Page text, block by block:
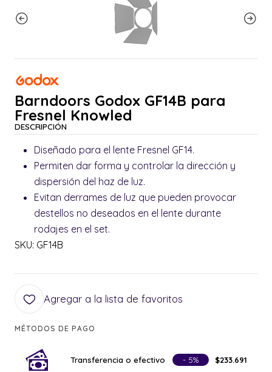
Barndoors Godox GF14B para
Fresnel Knowled
DESCRIPCIÓN
Diseñado para el lente Fresnel GF14.
Permiten dar forma y controlar la dirección y
dispersión del haz de luz.
Evitan derrames de luz que pueden provocar
destellos no deseados en el lente durante
rodajes en el set.
SKU: GF14B
Agregar a la lista de favoritos
MÉTODOS DE PAGO
Transferencia o efectivo - 5% $233.691